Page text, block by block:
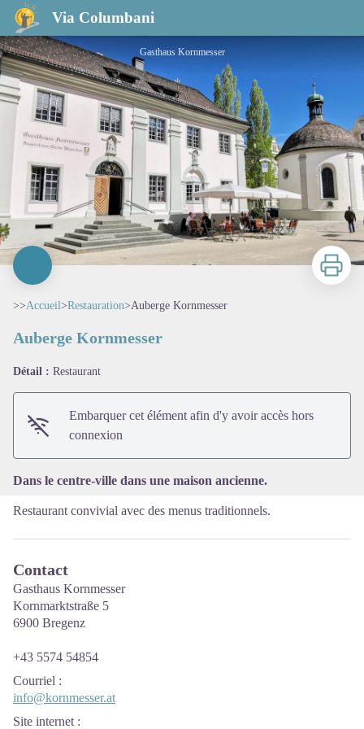
Via Columbani
Auberge Kornmesser
Gasthaus Kornmesser
Voir l'image en plein écran
Imprimer
>>Accueil>Restauration>Auberge Kornmesser
Auberge Kornmesser
Détail : Restaurant
Embarquer cet élément afin d'y avoir accès hors
connexion
Dans le centre-ville dans une maison ancienne.
Restaurant convivial avec des menus traditionnels.
Contact
Gasthaus Kornmesser
Kornmarktstraße 5
6900 Bregenz
+43 5574 54854
Courriel :
info@kornmesser.at
Site internet: